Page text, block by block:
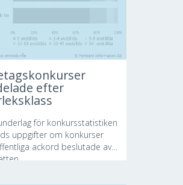
efter
för konkursstatistiken
uppgifter om konkurser
ackord beslutade av